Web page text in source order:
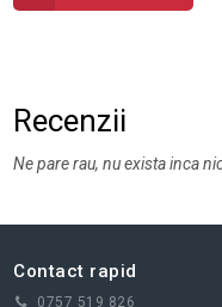
Recenzii
Ne pare rau, nu exista inca
Contact rapid
0757 519 826